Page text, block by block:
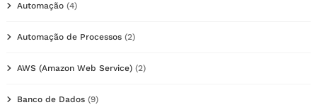
Automação (4)
Automação de Processos (2)
AWS (Amazon Web Service) (2)
Banco de Dados (9)